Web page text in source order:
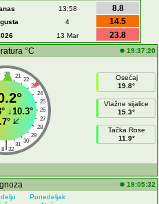
13:58
8.8
4
14.5
13 Mar
23.8
°C
19:37:20
20 21
22
23
24
25
26
27
28
29
30
31
|
8 32
↓10.3°
Osećaj
19.8°
Vlažne sijalice
15.3°
Tačka Rose
11.9°
19:05:32
Ponedeljak